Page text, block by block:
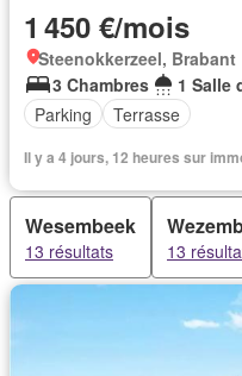
1 450 €/mois
Steenokkerzeel, Brabant
3 Chambres
1 Salle
Parking
Terrasse
Il y a 4 jours, 12 heures sur
Wesembeek
13 résultats 13